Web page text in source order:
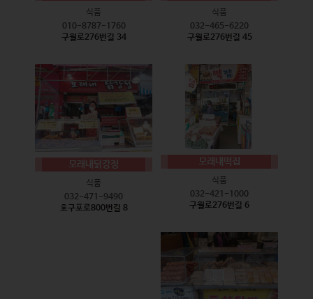
식품
010-8787-1760
구월로276번길 34
식품
032-465-6220
구월로276번길 45
모래내닭강정
식품
032-471-9490
호구포로800번길 8
모래내떡집
식품
032-421-1000
구월로276번길 6